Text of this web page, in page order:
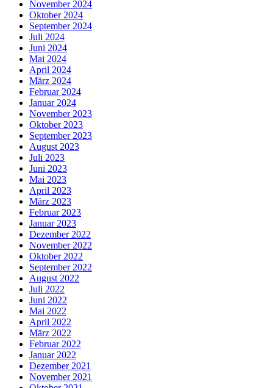
November 2024
Oktober 2024
September 2024
Juli 2024
Juni 2024
Mai 2024
April 2024
März 2024
Februar 2024
Januar 2024
November 2023
Oktober 2023
September 2023
August 2023
Juli 2023
Juni 2023
Mai 2023
April 2023
März 2023
Februar 2023
Januar 2023
Dezember 2022
November 2022
Oktober 2022
September 2022
August 2022
Juli 2022
Juni 2022
Mai 2022
April 2022
März 2022
Februar 2022
Januar 2022
Dezember 2021
November 2021